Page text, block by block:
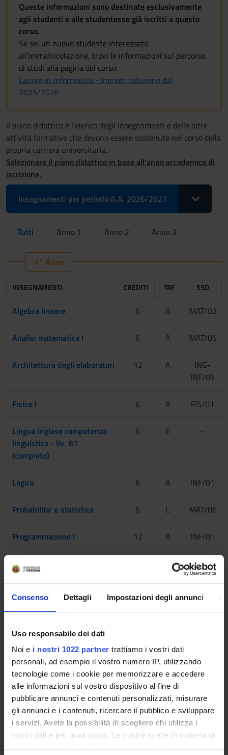
Consenso Dettagli Impostazioni degli annunci
Uso responsabile dei dati
Noi e i nostri 1022 partner trattiamo i vostri dati
personali, ad esempio il vostro numero IP, utilizzando
tecnologie come i cookie per memorizzare e accedere
alle informazioni sul vostro dispositivo al fine di
pubblicare annunci e contenuti personalizzati, misurare
gli annunci e i contenuti, ricercare il pubblico e sviluppare
i servizi. Avete la possibilità di scegliere chi utilizza i
vostri dati e per quali scopi. Le vostre scelte in materia di
Queste informazioni sono destinate esclusivamente
agli studenti e alle studentesse già iscritti a questo
corso.
Se sei un nuovo studente interessato
all'immatricolazione, trovi le informazioni sul percorso
di studi alla pagina del corso:
Laurea in Informatica - Immatricolazione dal
2025/2026
Il piano didattico è l'elenco degli insegnamenti e delle altre
attività formative che devono essere sostenute nel corso della
propria carriera universitaria.
Selezionare il piano didattico in base all'anno accademico di
iscrizione.
Insegnamenti per periodo A.A. 2026/2027
Toggle
Tutti Anno 1 Anno 2 Anno 3
1° Anno
INSEGNAMENTI CREDITI TAF SSD
Algebra lineare 6 A MAT/02
Analisi matematica I 6 A MAT/05
Architettura degli elaboratori 12 A
ING-
INF/05
Fisica I 6 A FIS/01
Lingua inglese competenza
linguistica - liv. B1
(completo)
6 E -
Logica 6 A INF/01
Probabilita' e statistica 6 C MAT/06
Programmazione I 12 A INF/01
2° Anno Attivato nell'A.A. 2016/2017
Algoritmi 12 B INF/01
Analisi matematica II
Fisica II 6 C FIS/01
Un insegnamento a scelta tra i seguenti
Grafica al calcolatore
6 B INF/01
Programmazione e sicurezza 6 B INF/01